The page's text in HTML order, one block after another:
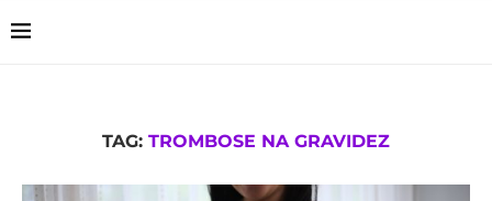
TAG: TROMBOSE NA GRAVIDEZ